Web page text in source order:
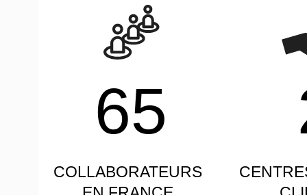
COLLABORATEURS
65